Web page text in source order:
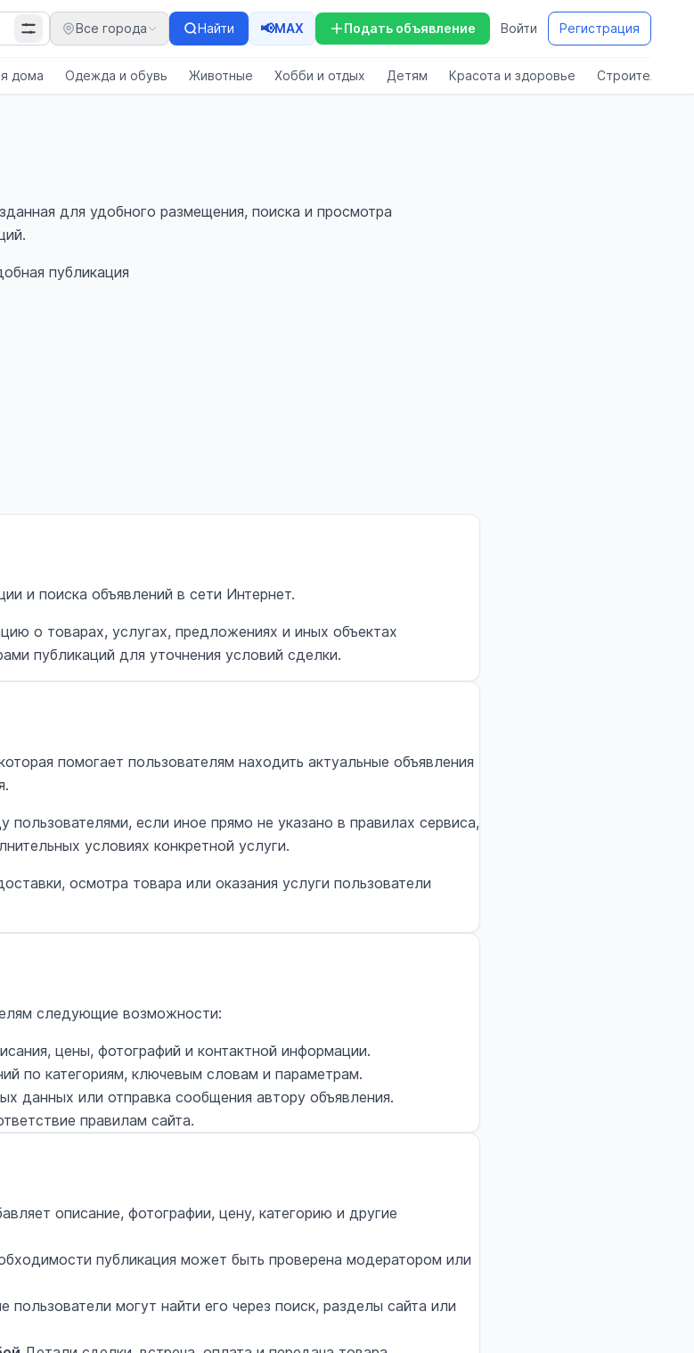
Все города Найти 📢MAX Подать объявление Войти Регистрация
дома Одежда и обувь Животные Хобби и отдых Детям Красота и здоровье Строительство
для удобного размещения, поиска и просмотра
публикация
и поиска объявлений в сети Интернет.
о товарах, услугах, предложениях и иных объектах
публикаций для уточнения условий сделки.
помогает пользователям находить актуальные объявления
если иное прямо не указано в правилах сервиса,
условиях конкретной услуги.
осмотра товара или оказания услуги пользователи
следующие возможности:
цены, фотографий и контактной информации.
по категориям, ключевым словам и параметрам.
данных или отправка сообщения автору объявления.
правилам сайта.
описание, фотографии, цену, категорию и другие
публикация может быть проверена модератором или
пользователи могут найти его через поиск, разделы сайта или